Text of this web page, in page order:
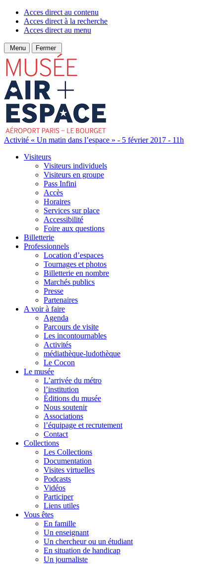
Acces direct au contenu
Acces direct à la recherche
Acces direct au menu
Menu Fermer
Activité « Un matin dans l’espace » - 5 février 2017 - 11h
Visiteurs
Visiteurs individuels
Visiteurs en groupe
Pass Infini
Accès
Horaires
Services sur place
Accessibilité
Foire aux questions
Billetterie
Professionnels
Location d’espaces
Tournages et photos
Billetterie en nombre
Marchés publics
Presse
Partenaires
A voir à faire
Agenda
Parcours de visite
Les incontournables
Activités
médiathèque-ludothèque
Le Cocon
Le musée
L’arrivée du métro
l’institution
Éditions du musée
Nous soutenir
Associations
l’équipage et recrutement
Contact
Collections
Les Collections
Documentation
Visites virtuelles
Podcasts
Vidéos
Participer
Liens utiles
Vous êtes
En famille
Un enseignant
Un chercheur ou un étudiant
En situation de handicap
Un journaliste